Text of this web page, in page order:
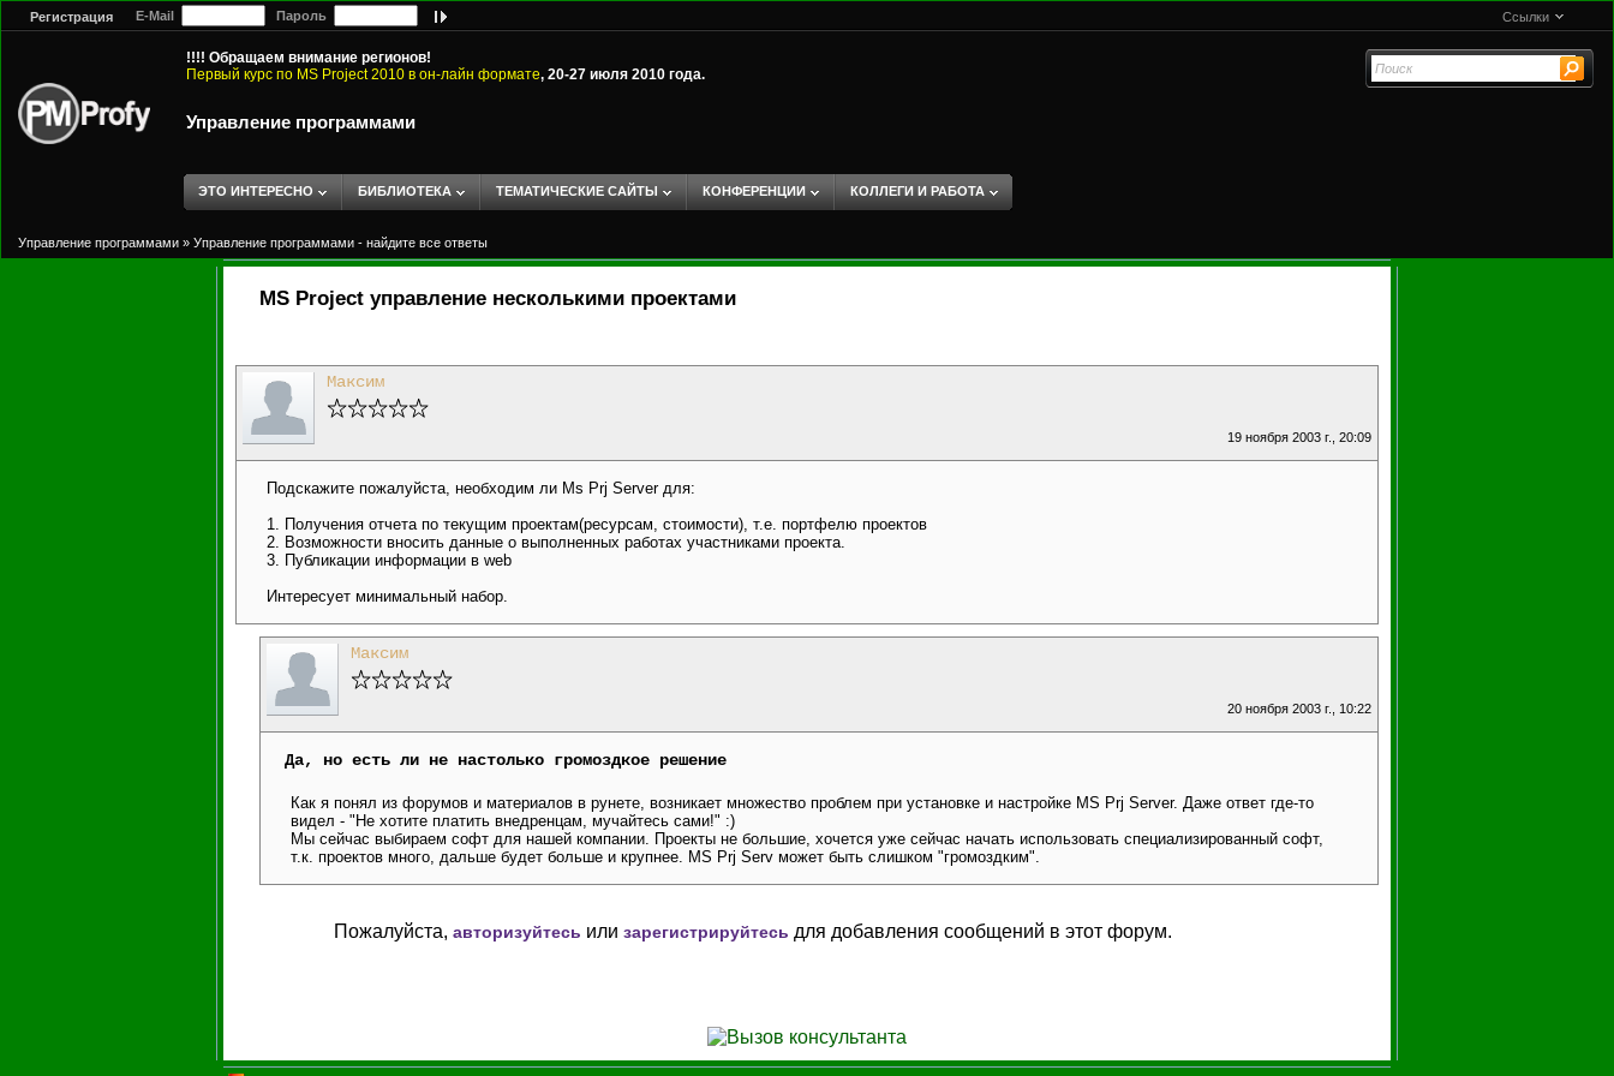
Регистрация E-Mail Пароль Ссылки
!!!! Обращаем внимание регионов!
Первый курс по MS Project 2010 в он-лайн формате, 20-27 июля 2010 года.
Управление программами
ЭТО ИНТЕРЕСНО БИБЛИОТЕКА ТЕМАТИЧЕСКИЕ САЙТЫ КОНФЕРЕНЦИИ КОЛЛЕГИ И РАБОТА
Управление программами » Управление программами - найдите все ответы
MS Project управление несколькими проектами
Максим
19 ноября 2003 г., 20:09
Подскажите пожалуйста, необходим ли Ms Prj Server для:
1. Получения отчета по текущим проектам(ресурсам, стоимости), т.е. портфелю проектов
2. Возможности вносить данные о выполненных работах участниками проекта.
3. Публикации информации в web
Интересует минимальный набор.
Максим
20 ноября 2003 г., 10:22
Да, но есть ли не настолько громоздкое решение
Как я понял из форумов и материалов в рунете, возникает множество проблем при установке и настройке MS Prj Server. Даже ответ где-то
видел - "Не хотите платить внедренцам, мучайтесь сами!" :)
Мы сейчас выбираем софт для нашей компании. Проекты не большие, хочется уже сейчас начать использовать специализированный софт,
т.к. проектов много, дальше будет больше и крупнее. MS Prj Serv может быть слишком "громоздким".
Пожалуйста, авторизуйтесь или зарегистрируйтесь для добавления сообщений в этот форум.